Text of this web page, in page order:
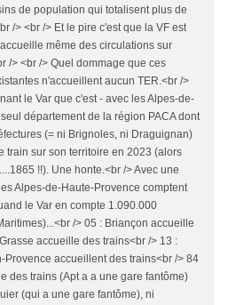
de population qui totalisent plus de
/> <br /> Et le pire c'est que la VF est
même des circulations sur
/> <br /> Quel dommage que ces
n'accueillent aucun TER.<br />
le Var que c'est - avec les Alpes-de-
département de la région PACA dont
(= ni Brignoles, ni Draguignan)
train sur son territoire en 2023 (alors
!!). Une honte.<br /> Avec une
Alpes-de-Haute-Provence comptent
le Var en compte 1.090.000
/> 05 : Briançon accueille
accueille des trains<br /> 13 :
Provence accueillent des trains<br /> 84
des trains (Apt a a une gare fantôme)
(qui a une gare fantôme), ni